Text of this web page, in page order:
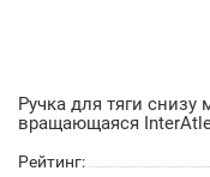
Ручка для тяги
вращающаяся
Рейтинг: